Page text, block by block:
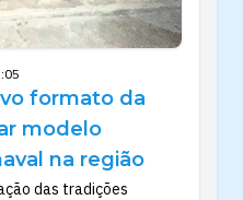
formato da
modelo
na região
das tradições